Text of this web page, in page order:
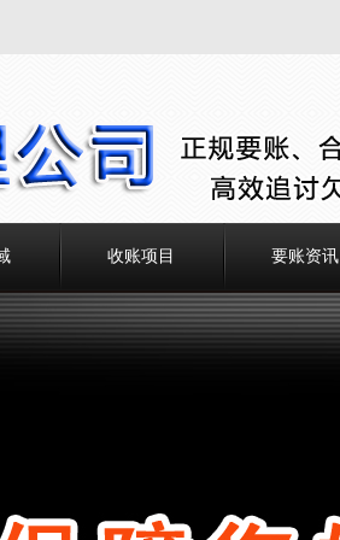
收账项目 要账资讯